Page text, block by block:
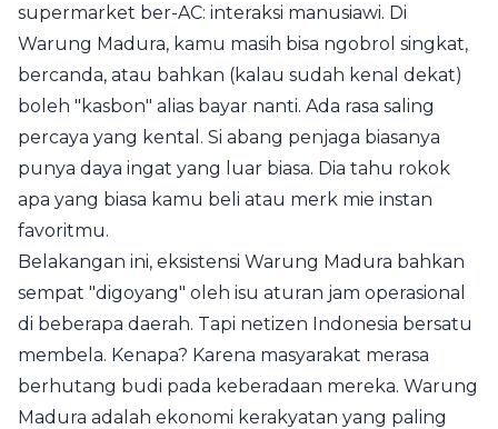
supermarket ber-AC: interaksi manusiawi. Di
Warung Madura, kamu masih bisa ngobrol singkat,
bercanda, atau bahkan (kalau sudah kenal dekat)
boleh "kasbon" alias bayar nanti. Ada rasa saling
percaya yang kental. Si abang penjaga biasanya
punya daya ingat yang luar biasa. Dia tahu rokok
apa yang biasa kamu beli atau merk mie instan
favoritmu.
Belakangan ini, eksistensi Warung Madura bahkan
sempat "digoyang" oleh isu aturan jam operasional
di beberapa daerah. Tapi netizen Indonesia bersatu
membela. Kenapa? Karena masyarakat merasa
berhutang budi pada keberadaan mereka. Warung
Madura adalah ekonomi kerakyatan yang paling